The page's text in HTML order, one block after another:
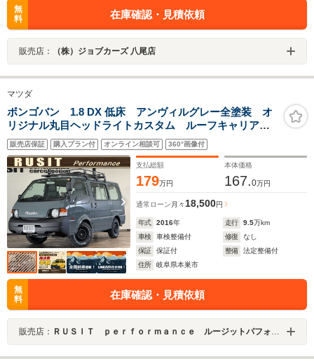
無
料
在庫確認・見積依頼
販売店： （株）ジョブカーズ 八尾店
マツダ
ボンゴバン 1.8 DX 低床 アンヴィルグレー全塗装 オ
リジナル丸目ヘッドライトカスタム ルーフキャリア
MAZDAエンブレム MAXXIS新品タイヤ ETC 前後バ
ンパーマッドブラック塗装 木目調フロアマット
販売店保証 購入プラン付 オンライン相談可 360°画像付
支払総額
179万円
本体価格
167.0万円
通常ローン 月々18,500円
年式 2016年 走行 9.5万km
車検
車検整備付 修復
なし
保証
保証付 整備
法定整備付
住所
岐阜県本巣市
無
料
在庫確認・見積依頼
販売店： ＲＵＳＩＴ ｐｅｒｆｏｒｍａｎｃｅ ルージットパフォーマンス